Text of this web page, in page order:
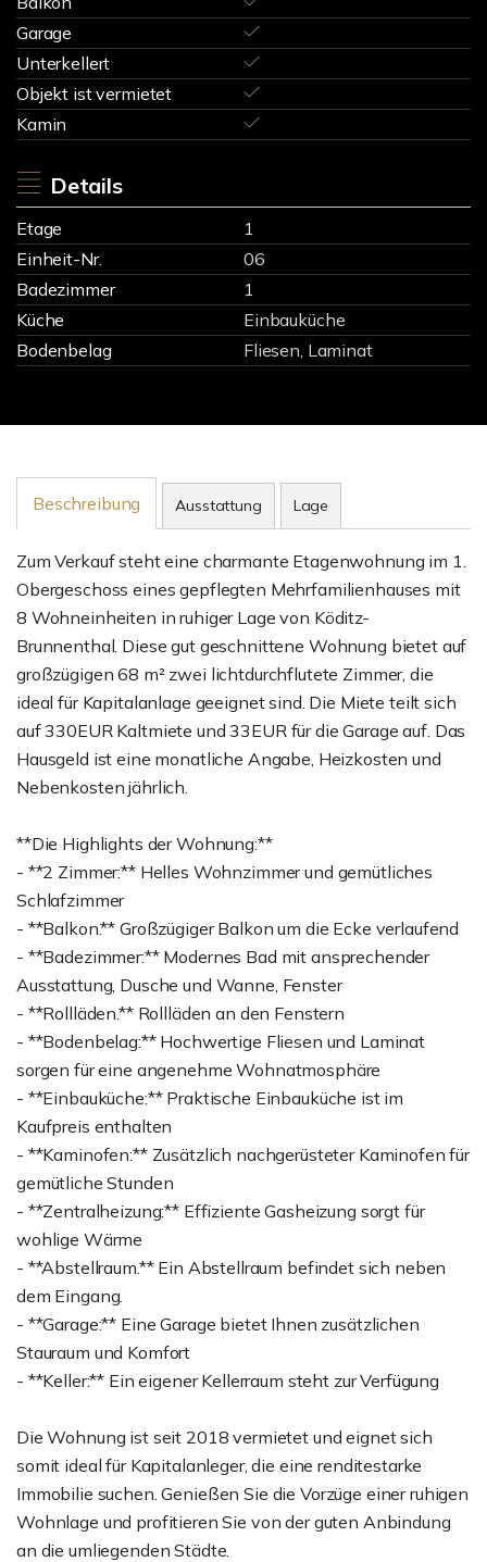
Garage
Unterkellert
Objekt ist vermietet
Kamin
Details
Etage
1
Einheit-Nr.
06
Badezimmer
1
Küche
Einbauküche
Bodenbelag
Fliesen, Laminat
Beschreibung Ausstattung Lage
Zum Verkauf steht eine charmante Etagenwohnung im 1.
Obergeschoss eines gepflegten Mehrfamilienhauses mit
8 Wohneinheiten in ruhiger Lage von Köditz-
Brunnenthal. Diese gut geschnittene Wohnung bietet auf
großzügigen 68 m² zwei lichtdurchflutete Zimmer, die
ideal für Kapitalanlage geeignet sind. Die Miete teilt sich
auf 330EUR Kaltmiete und 33EUR für die Garage auf. Das
Hausgeld ist eine monatliche Angabe, Heizkosten und
Nebenkosten jährlich.
**Die Highlights der Wohnung:**
- **2 Zimmer:** Helles Wohnzimmer und gemütliches
Schlafzimmer
- **Balkon.** Großzügiger Balkon um die Ecke verlaufend
- **Badezimmer:** Modernes Bad mit ansprechender
Ausstattung, Dusche und Wanne, Fenster
- **Rollläden.** Rollläden an den Fenstern
- **Bodenbelag:** Hochwertige Fliesen und Laminat
sorgen für eine angenehme Wohnatmosphäre
- **Einbauküche:** Praktische Einbauküche ist im
Kaufpreis enthalten
- **Kaminofen:** Zusätzlich nachgerüsteter Kaminofen für
gemütliche Stunden
- **Zentralheizung:** Effiziente Gasheizung sorgt für
wohlige Wärme
- **Abstellraum.** Ein Abstellraum befindet sich neben
dem Eingang.
- **Garage:** Eine Garage bietet Ihnen zusätzlichen
Stauraum und Komfort
- **Keller:** Ein eigener Kellerraum steht zur Verfügung
Die Wohnung ist seit 2018 vermietet und eignet sich
somit ideal für Kapitalanleger, die eine renditestarke
Immobilie suchen. Genießen Sie die Vorzüge einer ruhigen
Wohnlage und profitieren Sie von der guten Anbindung
an die umliegenden Städte.